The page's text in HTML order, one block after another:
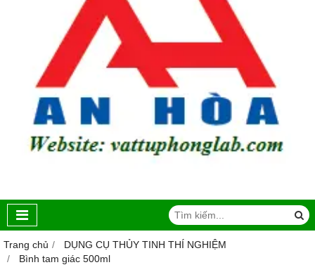
Trang chủ
DỤNG CỤ THỦY TINH THÍ NGHIỆM
Bình tam giác 500ml